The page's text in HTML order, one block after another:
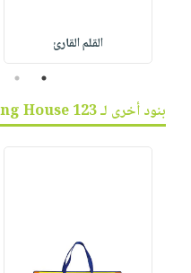
القلم القارئ
1
2
بنود أخرى لـ 123 Publishing House :